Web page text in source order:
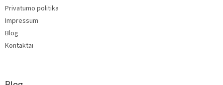
Privatumo politika
Impressum
Blog
Kontaktai